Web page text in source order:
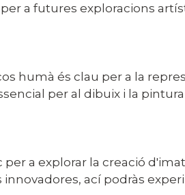
a futures exploracions
humà és clau per a la
per al dibuix i la
a explorar la creació
ací podràs